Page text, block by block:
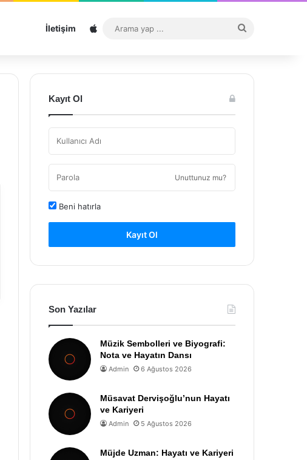
İletişim Sitemap
...
Kayıt Ol
Unuttunuz mu?
Beni hatırla
Kayıt Ol
Son Yazılar
Müzik Sembolleri ve Biyografi:
Nota ve Hayatın Dansı
Admin 6 Ağustos 2026
Müsavat Dervişoğlu’nun Hayatı
ve Kariyeri
Admin 5 Ağustos 2026
Müjde Uzman: Hayatı ve Kariyeri